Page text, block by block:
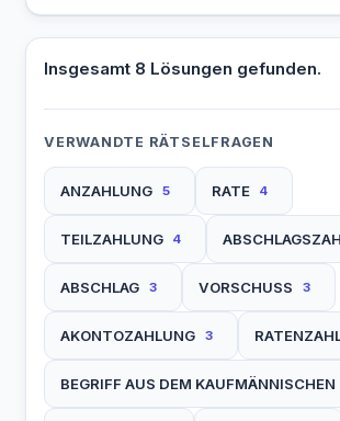
Insgesamt 8 Lösungen gefunden.
VERWANDTE RÄTSELFRAGEN
ANZAHLUNG 5 RATE 4
TEILZAHLUNG 4
ABSCHLAG 3 VORSCHUSS 3
AKONTOZAHLUNG 3
BEGRIFF AUS DEM KAUFMÄNNISCHEN